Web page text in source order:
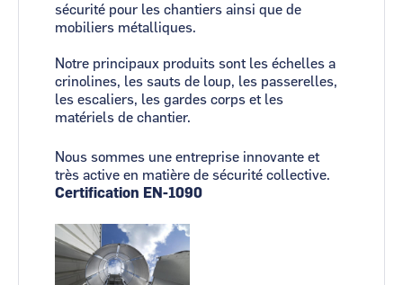
sécurité pour les chantiers ainsi que de
mobiliers métalliques.
Notre principaux produits sont les échelles a
crinolines, les sauts de loup, les passerelles,
les escaliers, les gardes corps et les
matériels de chantier.
Nous sommes une entreprise innovante et
très active en matière de sécurité collective.
Certification EN-1090